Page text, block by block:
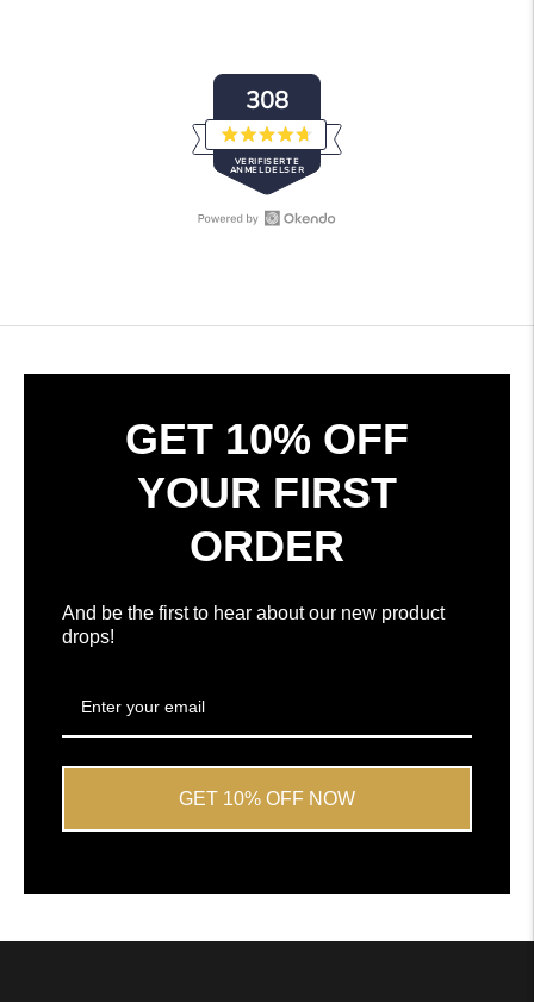
308
VERIFISERTE
ANMELDELSER
Vurdert
til
4.7
av
5
i
nytt
med
gjennomsnitt
4.7
av
stjerner
av
Okendo
GET 10% OFF
YOUR FIRST
ORDER
And be the first to hear about our new product
drops!
GET 10% OFF NOW